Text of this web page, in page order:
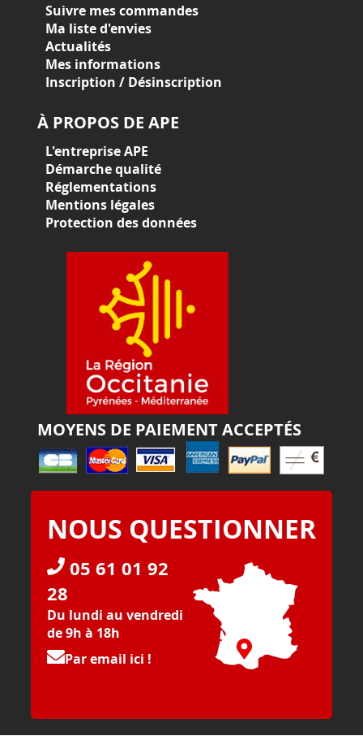
Suivre mes commandes
Ma liste d'envies
Actualités
Mes informations
Inscription / Désinscription
À PROPOS DE APE
L'entreprise APE
Démarche qualité
Réglementations
Mentions légales
Protection des données
MOYENS DE PAIEMENT ACCEPTÉS
NOUS QUESTIONNER
05 61 01 92
28
Du lundi au vendredi
de 9h à 18h
Par email ici !